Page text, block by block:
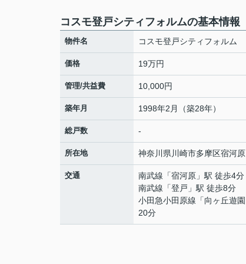
コスモ登戸シティフォルムの基本情報
物件名 コスモ登戸シティフォルム
価格 19万円
管理/共益費 10,000円
築年月 1998年2月（築28年）
総戸数 -
所在地 神奈川県 川崎市多摩区宿河原
交通 南武線 「宿河原 」駅 徒歩4分
南武線 「登戸 」駅 徒歩8分
小田急小田原線 「向ヶ丘遊園
20分